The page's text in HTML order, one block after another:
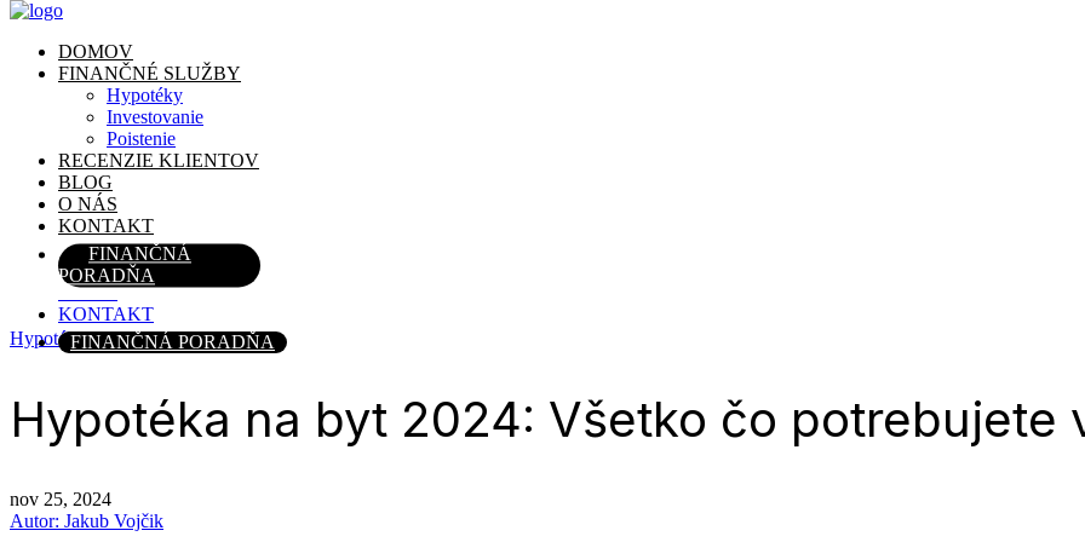
DOMOV
FINANČNÉ SLUŽBY
Hypotéky
Investovanie
Poistenie
RECENZIE KLIENTOV
BLOG
O NÁS
KONTAKT
FINANČNÁ
PORADŇA
DOMOV
FINANČNÉ SLUŽBY
Hypotéky
Investovanie
Poistenie
RECENZIE KLIENTOV
BLOG
O NÁS
KONTAKT
FINANČNÁ PORADŇA
Hypotéka
Hypotéka na byt 2024: Všetko čo potrebujete
nov 25, 2024
Autor: Jakub Vojčik